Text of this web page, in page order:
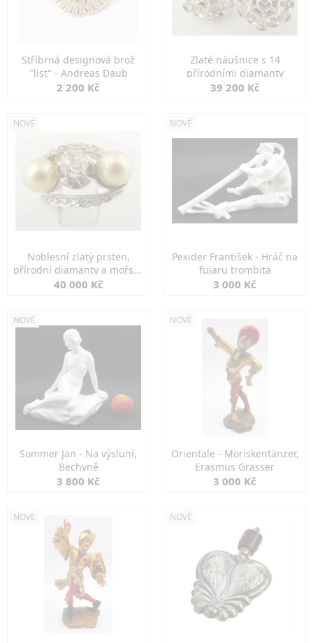
Stříbrná designová brož
"list" - Andreas Daub
2 200 Kč
Zlaté náušnice s 14
přírodními diamanty
39 200 Kč
NOVÉ
Noblesní zlatý prsten,
přírodní diamanty a mořské
perly
40 000 Kč
NOVÉ
Pexider František - Hráč na
fujaru trombita
3 000 Kč
NOVÉ
Sommer Jan - Na výsluní,
Bechyně
3 800 Kč
NOVÉ
Orientale - Moriskentänzer,
Erasmus Grasser
3 000 Kč
NOVÉ NOVÉ